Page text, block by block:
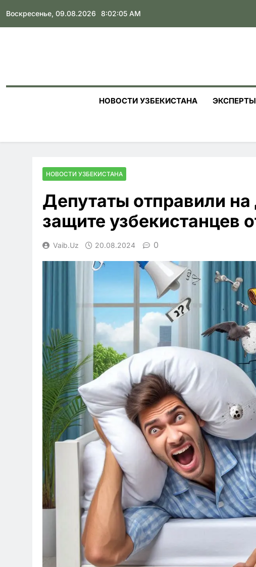
to
content
Воскресенье, 09.08.2026 8:02:07 AM
НОВОСТИ УЗБЕКИСТАНА ЭКСПЕРТЫ
НОВОСТИ УЗБЕКИСТАНА
Депутаты отправили на
защите узбекистанцев
Vaib.uz 20.08.2024 0